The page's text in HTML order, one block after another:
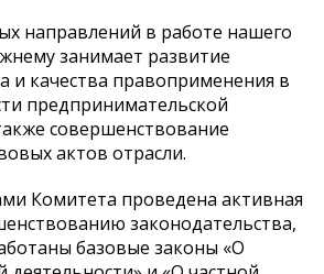
направлений в работе нашего
занимает развитие
и качества правоприменения в
предпринимательской
совершенствование
актов отрасли.
Комитета проведена активная
законодательства,
базовые законы «О